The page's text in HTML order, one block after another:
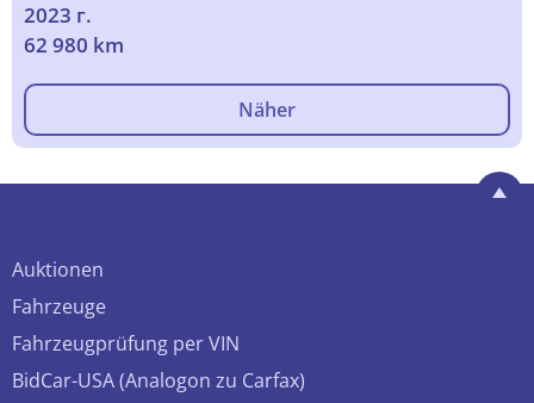
2023 г.
62 980 km
Näher
Auktionen
Fahrzeuge
Fahrzeugprüfung per VIN
BidCar-USA (Analogon zu Carfax)